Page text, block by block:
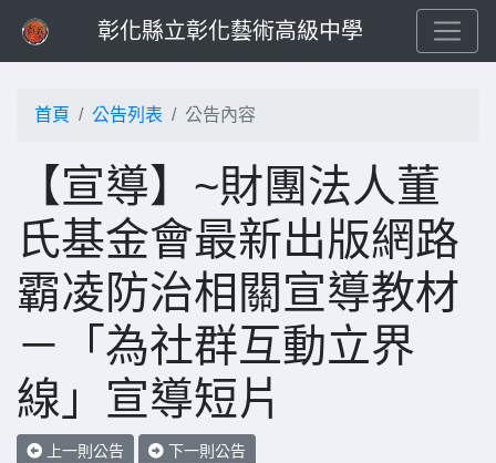
彰化縣立彰化藝術高級中學
首頁 公告列表 公告內容
【宣導】~財團法人董
氏基金會最新出版網路
霸凌防治相關宣導教材
－「為社群互動立界
線」宣導短片
上一則公告 下一則公告